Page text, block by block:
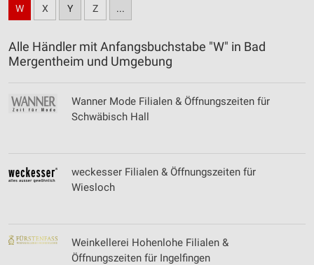
W X Y Z ...
Alle Händler mit Anfangsbuchstabe "W" in Bad
Mergentheim und Umgebung
Wanner Mode Filialen & Öffnungszeiten für
Schwäbisch Hall
weckesser Filialen & Öffnungszeiten für
Wiesloch
Weinkellerei Hohenlohe Filialen &
Öffnungszeiten für Ingelfingen